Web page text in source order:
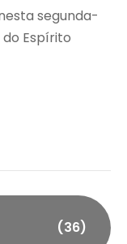
segunda-
Espírito
(36)